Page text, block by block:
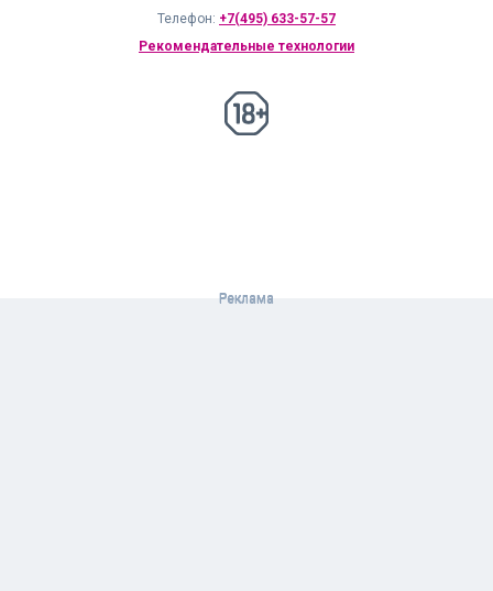
Телефон: +7(495) 633-57-57
Рекомендательные технологии
18+